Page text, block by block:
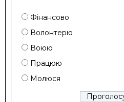
Фінансово
Волонтерю
Воюю
Працюю
Молюся